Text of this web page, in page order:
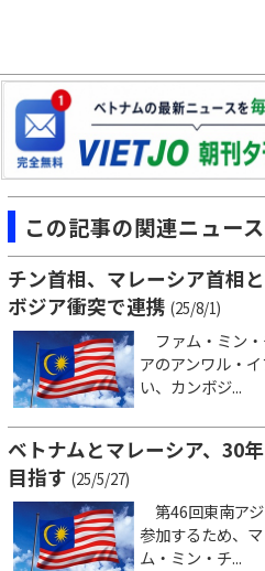
この記事の関連ニュース
チン首相、マレーシア首相
ボジア衝突で連携 (25/8/1)
ファム・ミン
アのアンワル・
い、カンボジ...
ベトナムとマレーシア、30
目指す (25/5/27)
第46回東南ア
参加するため、
ム・ミン・チ...